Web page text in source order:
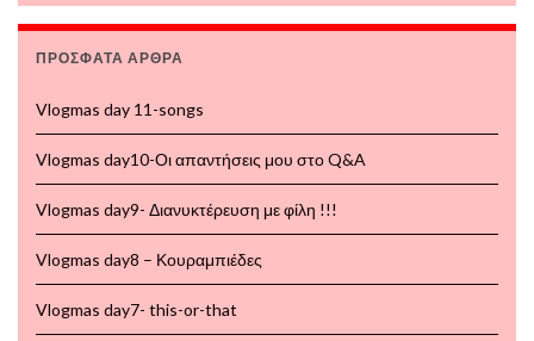
ΠΡΟΣΦΑΤΑ ΑΡΘΡΑ
Vlogmas day 11-songs
Vlogmas day10-Οι απαντήσεις μου στο Q&A
Vlogmas day9- Διανυκτέρευση με φίλη !!!
Vlogmas day8 – Κουραμπιέδες
Vlogmas day7- this-or-that